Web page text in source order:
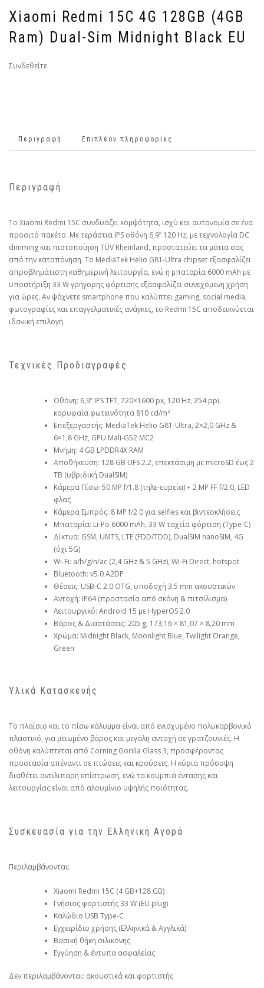
Xiaomi Redmi 15C 4G 128GB (4GB
Ram) Dual-Sim Midnight Black EU
Συνδεθείτε
Περιγραφή Επιπλέον πληροφορίες
Περιγραφή
Το Xiaomi Redmi 15C συνδυάζει κομψότητα, ισχύ και αυτονομία σε ένα
προσιτό πακέτο. Με τεράστια IPS οθόνη 6,9” 120 Hz, με τεχνολογία DC
dimming και πιστοποίηση TÜV Rheinland, προστατεύει τα μάτια σας
από την καταπόνηση. Το MediaTek Helio G81-Ultra chipset εξασφαλίζει
απροβλημάτιστη καθημερινή λειτουργία, ενώ η μπαταρία 6000 mAh με
υποστήριξη 33 W γρήγορης φόρτισης εξασφαλίζει συνεχόμενη χρήση
για ώρες. Αν ψάχνετε smartphone που καλύπτει gaming, social media,
φωτογραφίες και επαγγελματικές ανάγκες, το Redmi 15C αποδεικνύεται
ιδανική επιλογή.
Τεχνικές Προδιαγραφές
Οθόνη: 6,9” IPS TFT, 720×1600 px, 120 Hz, 254 ppi,
κορυφαία φωτεινότητα 810 cd/m²
Επεξεργαστής: MediaTek Helio G81-Ultra, 2×2,0 GHz &
6×1,8 GHz, GPU Mali-G52 MC2
Μνήμη: 4 GB LPDDR4X RAM
Αποθήκευση: 128 GB UFS 2.2, επεκτάσιμη με microSD έως 2
TB (υβριδική DualSIM)
Κάμερα Πίσω: 50 MP f/1.8 (τηλε-ευρεία) + 2 MP FF f/2.0, LED
φλας
Κάμερα Εμπρός: 8 MP f/2.0 για selfies και βιντεοκλήσεις
Μπαταρία: Li-Po 6000 mAh, 33 W ταχεία φόρτιση (Type-C)
Δίκτυα: GSM, UMTS, LTE (FDD/TDD), DualSIM nanoSIM, 4G
(όχι 5G)
Wi-Fi: a/b/g/n/ac (2,4 GHz & 5 GHz), Wi-Fi Direct, hotspot
Bluetooth: v5.0 A2DP
Θέσεις: USB-C 2.0 OTG, υποδοχή 3,5 mm ακουστικών
Αντοχή: IP64 (προστασία από σκόνη & πιτσίλισμα)
Λειτουργικό: Android 15 με HyperOS 2.0
Βάρος & Διαστάσεις: 205 g, 173,16 × 81,07 × 8,20 mm
Χρώμα: Midnight Black, Moonlight Blue, Twilight Orange,
Green
Υλικά Κατασκευής
Το πλαίσιο και το πίσω κάλυμμα είναι από ενισχυμένο πολυκαρβονικό
πλαστικό, για μειωμένο βάρος και μεγάλη αντοχή σε γρατζουνιές. Η
οθόνη καλύπτεται από Corning Gorilla Glass 3, προσφέρoντας
προστασία απέναντι σε πτώσεις και κρούσεις. Η κύρια πρόσοψη
διαθέτει αντιλιπαρή επίστρωση, ενώ τα κουμπιά έντασης και
λειτουργίας είναι από αλουμίνιο υψηλής ποιότητας.
Συσκευασία για την Ελληνική Αγορά
Περιλαμβάνονται:
Xiaomi Redmi 15C (4 GB+128 GB)
Γνήσιος φορτιστής 33 W (EU plug)
Καλώδιο USB Type-C
Εγχειρίδιο χρήσης (Ελληνικά & Αγγλικά)
Βασική θήκη σιλικόνης
Εγγύηση & έντυπα ασφαλείας
Δεν περιλαμβάνονται: ακουστικά και φορτιστής